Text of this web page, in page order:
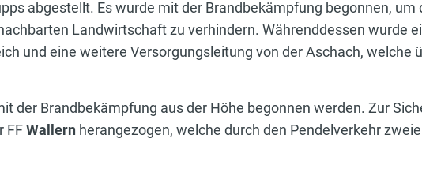
abgestellt. Es wurde mit der Brandbekämpfung begonnen, um
Landwirtschaft zu verhindern. Währenddessen wurde
und eine weitere Versorgungsleitung von der Aschach, welche
der Brandbekämpfung aus der Höhe begonnen werden. Zur
FFWallern herangezogen, welche durch den Pendelverkehr